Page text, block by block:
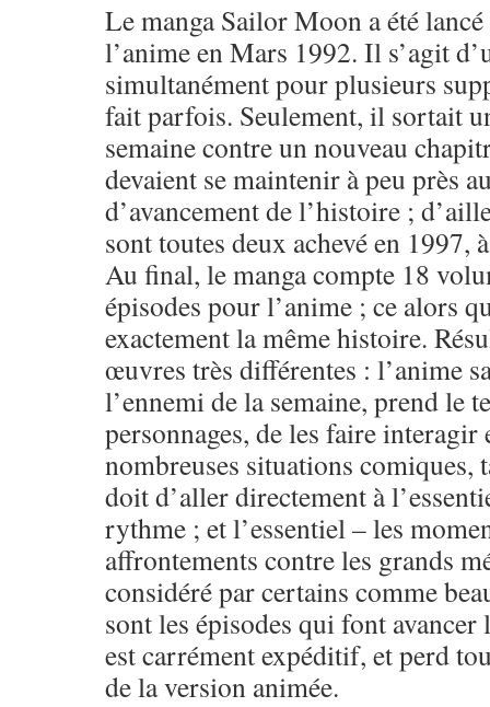
Le manga Sailor Moon a été
l’anime en Mars 1992. Il s’agit
simultanément pour plusieurs
fait parfois. Seulement, il sortait
semaine contre un nouveau
devaient se maintenir à peu près
d’avancement de l’histoire ;
sont toutes deux achevé en 1997,
Au final, le manga compte 18
épisodes pour l’anime ; ce alors
exactement la même histoire.
œuvres très différentes : l’anime
l’ennemi de la semaine, prend le
personnages, de les faire interagir
nombreuses situations comiques,
doit d’aller directement à
rythme ; et l’essentiel – les
affrontements contre les grands
considéré par certains comme
sont les épisodes qui font
est carrément expéditif, et perd
de la version animée.